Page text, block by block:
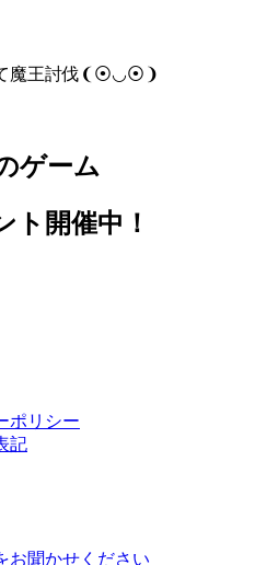
て魔王討伐❨⦿◡⦿❩
ゲーム
ト開催中！
ポリシー
記
お聞かせください